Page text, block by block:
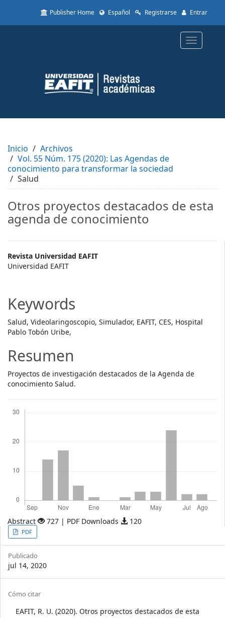
to
Content
Sidebar
Publisher Home Español Registrarse Entrar
Toggle
Inicio
Archivos
Vol. 55 Núm. 175 (2020): Las Agendas de
conocimiento para transformar la sociedad
Salud
Otros proyectos destacados de esta
agenda de conocimiento
Main
Article
Revista Universidad EAFIT
Universidad EAFIT
Keywords
Salud, Videolaringoscopio, Simulador, EAFIT, CES, Hospital
Pablo Tobón Uribe,
Resumen
Proyectos de investigación destacados de la Agenda de
conocimiento Salud.
Abstract 727 | PDF Downloads 120
Article
Sidebar
PDF
Publicado
jul 14, 2020
Article
Details
Cómo citar
EAFIT, R. U. (2020). Otros proyectos destacados de esta